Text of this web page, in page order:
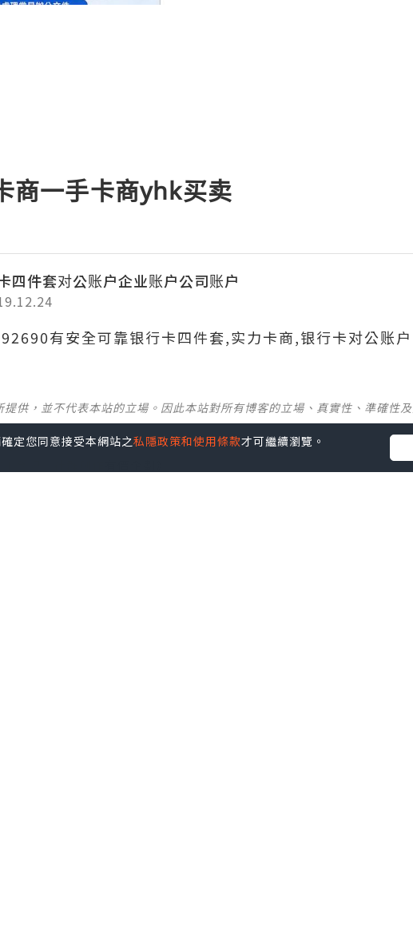
商一手卡商yhk买卖
四件套对公账户企业账户公司账户
有安全可靠银行卡四件套,实力卡商,银行卡对公账户
供，並不代表本站的立場。因此本站對所有博客的立場、真實性、準確性
】
定您同意接受本網站之私隱政策和使用條款才可繼續瀏覽。